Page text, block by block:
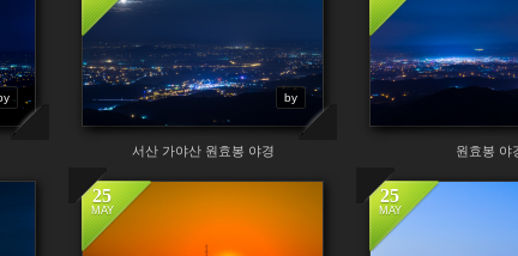
by
서산 가야산 원효봉 야경 원효봉 야
25
MAY
25
MAY